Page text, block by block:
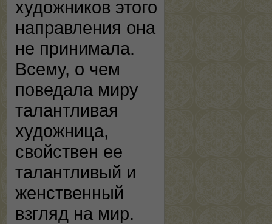
художников этого
направления она
не принимала.
Всему, о чем
поведала миру
талантливая
художница,
свойствен ее
талантливый и
женственный
взгляд на мир.